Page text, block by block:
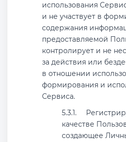
использования
и не участвует в
содержания
предоставляемой
контролирует и не
за действия или
в отношении
формирования и
Сервиса.
качестве
создающее